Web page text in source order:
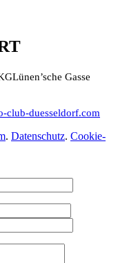
Lünen’sche Gasse
club-duesseldorf.com
. Datenschutz. Cookie-